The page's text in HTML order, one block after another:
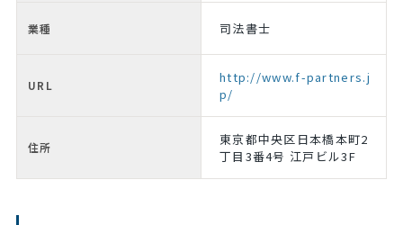
業種 司法書士
URL
http://www.f-partners.j
p/
住所
東京都中央区日本橋本町2
丁目3番4号 江戸ビル3F